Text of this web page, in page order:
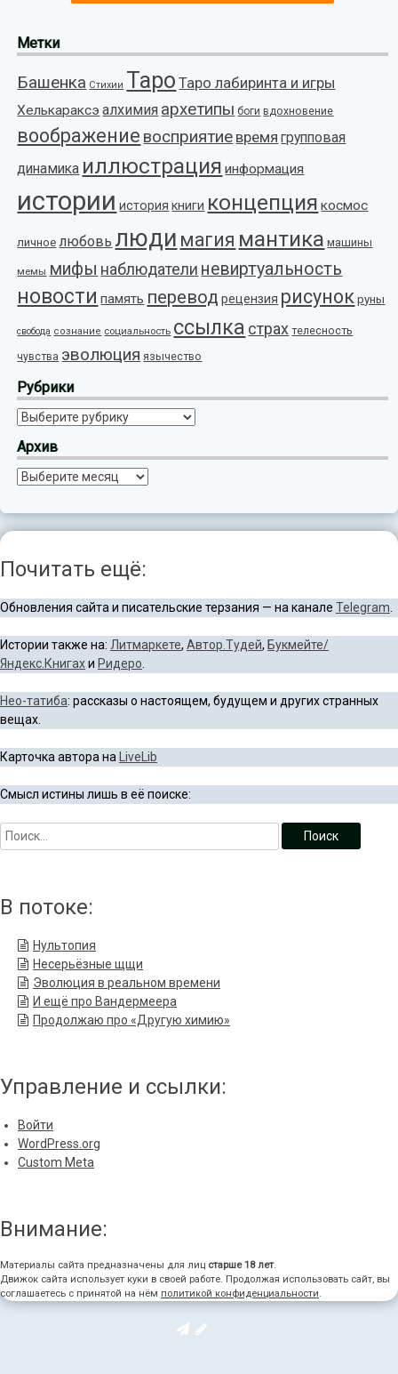
Метки
Башенка Стихии Таро Таро лабиринта и игры
Хелькараксэ алхимия архетипы боги вдохновение
воображение восприятие время групповая
динамика иллюстрация информация
истории история книги концепция космос
личное любовь люди магия мантика машины
мемы мифы наблюдатели невиртуальность
новости память перевод рецензия рисунок руны
свобода сознание социальность ссылка страх телесность
чувства эволюция язычество
Рубрики
Рубрики
Архив
Архив
Почитать ещё:
Обновления сайта и писательские терзания — на канале Telegram
Истории также на: Литмаркете, Автор.Тудей, Букмейте/
Яндекс.Книгахи Ридеро
Нео-татиба: рассказы о настоящем, будущем и других странных
вещах.
Карточка автора на LiveLib
Смысл истины лишь в её поиске:
В потоке:
Нультопия
Несерьёзные щщи
Эволюция в реальном времени
И ещё про Вандермеера
Продолжаю про «Другую химию»
Управление и ссылки:
Войти
WordPress.org
Custom Meta
Внимание:
Материалы сайта предназначены для лиц старше 18 лет.
Движок сайта использует куки в своей работе. Продолжая использовать сайт, вы
соглашаетесь с принятой на нём политикой конфиденциальности.